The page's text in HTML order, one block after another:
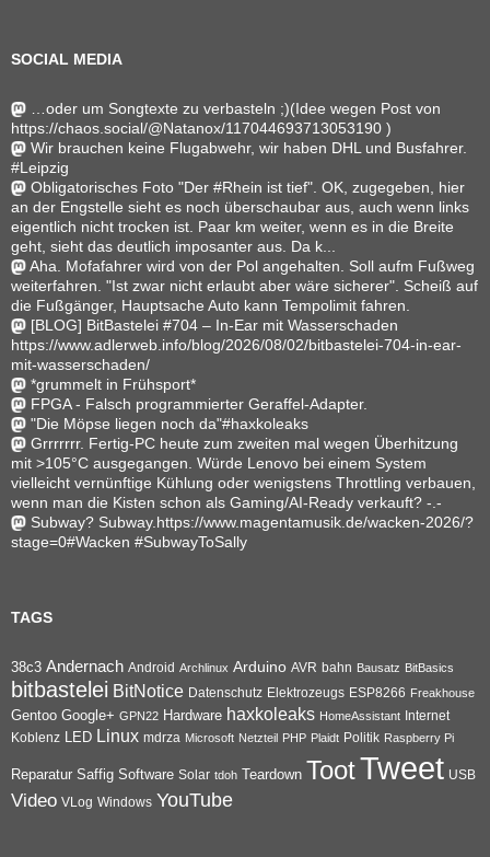
SOCIAL MEDIA
…oder um Songtexte zu verbasteln ;)(Idee wegen Post von
https://chaos.social/@Natanox/117044693713053190 )
Wir brauchen keine Flugabwehr, wir haben DHL und Busfahrer.
#Leipzig
Obligatorisches Foto "Der #Rhein ist tief". OK, zugegeben, hier
an der Engstelle sieht es noch überschaubar aus, auch wenn links
eigentlich nicht trocken ist. Paar km weiter, wenn es in die Breite
geht, sieht das deutlich imposanter aus. Da k...
Aha. Mofafahrer wird von der Pol angehalten. Soll aufm Fußweg
weiterfahren. "Ist zwar nicht erlaubt aber wäre sicherer". Scheiß auf
die Fußgänger, Hauptsache Auto kann Tempolimit fahren.
[BLOG] BitBastelei #704 – In-Ear mit Wasserschaden
https://www.adlerweb.info/blog/2026/08/02/bitbastelei-704-in-ear-
mit-wasserschaden/
*grummelt in Frühsport*
FPGA - Falsch programmierter Geraffel-Adapter.
"Die Möpse liegen noch da"#haxkoleaks
Grrrrrrr. Fertig-PC heute zum zweiten mal wegen Überhitzung
mit >105°C ausgegangen. Würde Lenovo bei einem System
vielleicht vernünftige Kühlung oder wenigstens Throttling verbauen,
wenn man die Kisten schon als Gaming/AI-Ready verkauft? -.-
Subway? Subway.https://www.magentamusik.de/wacken-2026/?
stage=0#Wacken #SubwayToSally
TAGS
38c3 Andernach Android Archlinux Arduino AVR bahn Bausatz BitBasics
bitbastelei BitNotice Datenschutz Elektrozeugs ESP8266 Freakhouse
Gentoo Google+ GPN22 Hardware haxkoleaks HomeAssistant Internet
Koblenz LED Linux mdrza Microsoft Netzteil PHP Plaidt Politik Raspberry Pi
Reparatur Saffig Software Solar tdoh Teardown TootTweet USB
Video VLog Windows YouTube